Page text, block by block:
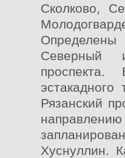
Сколково,
Северный
Рязанский
Хуснуллин.